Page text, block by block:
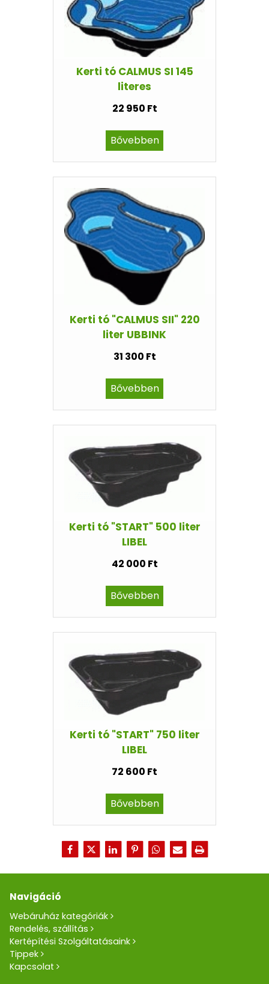
Kerti tó CALMUS SI 145
literes
22 950 Ft
Bővebben
Kerti tó "CALMUS SII" 220
liter UBBINK
31 300 Ft
Bővebben
Kerti tó "START" 500 liter
LIBEL
42 000 Ft
Bővebben
Kerti tó "START" 750 liter
LIBEL
72 600 Ft
Bővebben
Navigáció
Webáruház kategóriák
Rendelés, szállítás
Kertépítési Szolgáltatásaink
Tippek
Kapcsolat